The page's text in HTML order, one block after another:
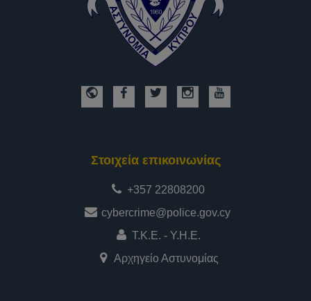
Στοιχεία επικοινωνίας
+357 22808200
cybercrime@police.gov.cy
Τ.Κ.Ε. - Υ.Η.Ε.
Αρχηγείο Αστυνομίας